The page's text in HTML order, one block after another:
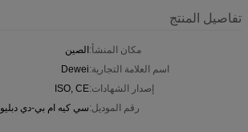
تفاصيل المنتج
مكان المنشأ:الصين
اسم العلامة التجارية:Dewei
إصدار الشهادات:ISO, CE
رقم الموديل:سي كيه ام بي-دي دبليو 02